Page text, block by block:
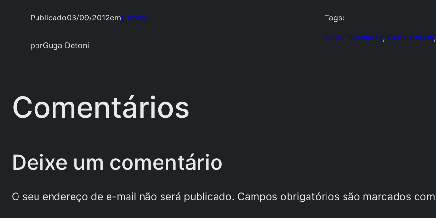
Publicado03/09/2012emPintura
porGuga Detoni
Tags:
2009, Fortaleza, Guga Detoni,
Comentários
Deixe um comentário
O seu endereço de e-mail não será publicado. Campos obrigatórios são marcados com